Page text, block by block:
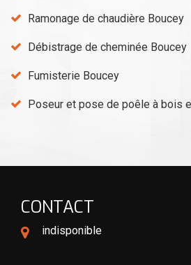
Ramonage de chaudière Boucey
Débistrage de cheminée Boucey
Fumisterie Boucey
Poseur et pose de poêle à bois
CONTACT
indisponible